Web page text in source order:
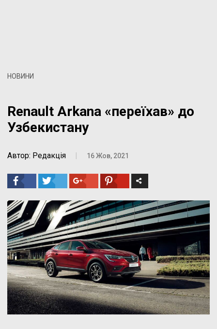
НОВИНИ
Renault Arkana «переїхав» до
Узбекистану
Автор: Редакція | 16 Жов, 2021